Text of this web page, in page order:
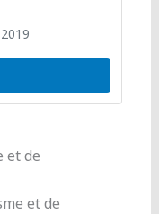
et de
et de